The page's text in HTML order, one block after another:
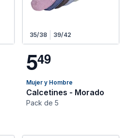
35/38 39/42
549
Mujer y Hombre
Calcetines - Morado
Pack de 5